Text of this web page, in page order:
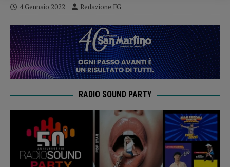
4 Gennaio 2022 Redazione FG
RADIO SOUND PARTY